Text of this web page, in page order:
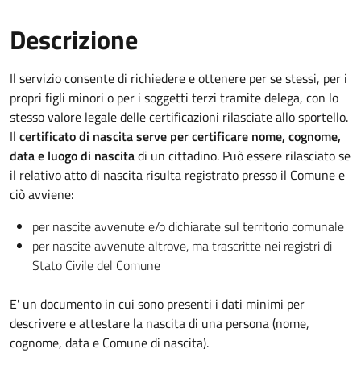
Descrizione
Il servizio consente di richiedere e ottenere per se stessi, per i
propri figli minori o per i soggetti terzi tramite delega, con lo
stesso valore legale delle certificazioni rilasciate allo sportello.
Il certificato di nascitaserve per certificare nome, cognome,
data e luogo di nascitadi un cittadino. Può essere rilasciato se
il relativo atto di nascita risulta registrato presso il Comune e
ciò avviene:
per nascite avvenute e/o dichiarate sul territorio comunale
per nascite avvenute altrove, ma trascritte nei registri di
Stato Civile del Comune
E' un documento in cui sono presenti i dati minimi per
descrivere e attestare la nascita di una persona (nome,
cognome, data e Comune di nascita).